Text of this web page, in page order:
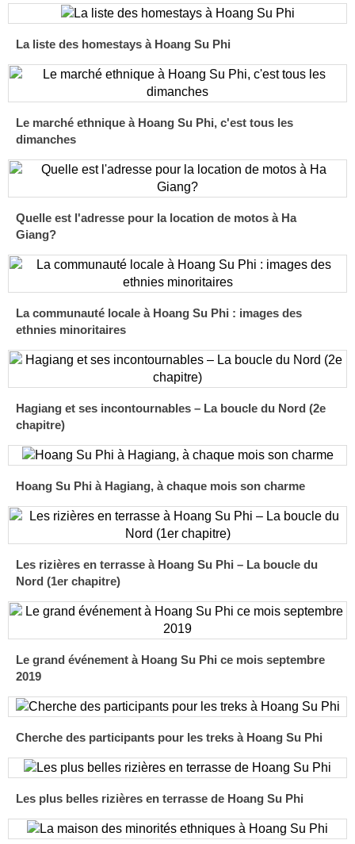
La liste des homestays à Hoang Su Phi
Le marché ethnique à Hoang Su Phi, c'est tous les
dimanches
Quelle est l'adresse pour la location de motos à Ha
Giang?
La communauté locale à Hoang Su Phi : images des
ethnies minoritaires
Hagiang et ses incontournables – La boucle du Nord (2e
chapitre)
Hoang Su Phi à Hagiang, à chaque mois son charme
Les rizières en terrasse à Hoang Su Phi – La boucle du
Nord (1er chapitre)
Le grand événement à Hoang Su Phi ce mois septembre
2019
Cherche des participants pour les treks à Hoang Su Phi
Les plus belles rizières en terrasse de Hoang Su Phi